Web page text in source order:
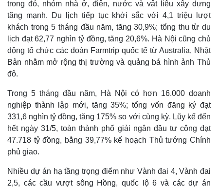
trong đó, nhóm nhà ở, điện, nước và vật liệu xây dựng
tăng mạnh. Du lịch tiếp tục khởi sắc với 4,1 triệu lượt
khách trong 5 tháng đầu năm, tăng 30,9%; tổng thu từ du
lịch đạt 62,77 nghìn tỷ đồng, tăng 20,6%. Hà Nội cũng chủ
động tổ chức các đoàn Farmtrip quốc tế từ Australia, Nhật
Bản nhằm mở rộng thị trường và quảng bá hình ảnh Thủ
đô.
Trong 5 tháng đầu năm, Hà Nội có hơn 16.000 doanh
nghiệp thành lập mới, tăng 35%; tổng vốn đăng ký đạt
331,6 nghìn tỷ đồng, tăng 175% so với cùng kỳ. Lũy kế đến
hết ngày 31/5, toàn thành phố giải ngân đầu tư công đạt
47.718 tỷ đồng, bằng 39,77% kế hoạch Thủ tướng Chính
phủ giao.
Nhiều dự án hạ tầng trọng điểm như Vành đai 4, Vành đai
2,5, các cầu vượt sông Hồng, quốc lộ 6 và các dự án